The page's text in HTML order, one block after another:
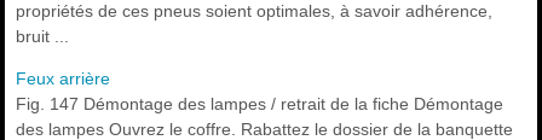
propriétés de ces pneus soient optimales, à savoir adhérence,
bruit ...
Feux arrière
Fig. 147 Démontage des lampes / retrait de la fiche Démontage
des lampes Ouvrez le coffre. Rabattez le dossier de la banquette